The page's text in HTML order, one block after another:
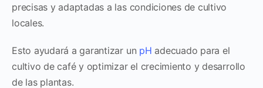
precisas y adaptadas a las condiciones de cultivo
locales.
Esto ayudará a garantizar un pH adecuado para el
cultivo de café y optimizar el crecimiento y desarrollo
de las plantas.